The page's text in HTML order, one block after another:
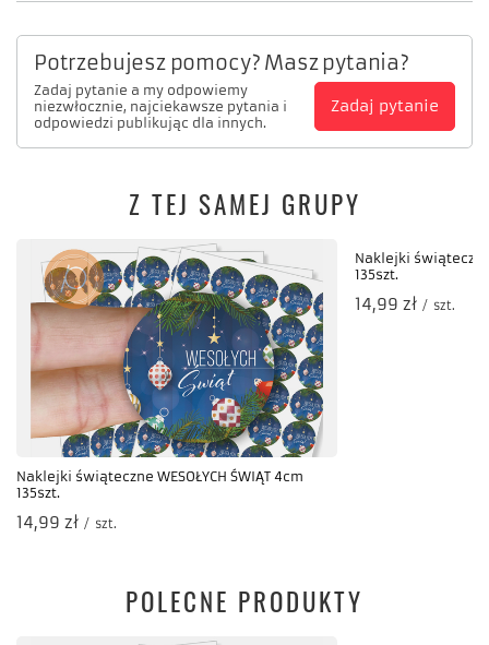
Potrzebujesz pomocy? Masz pytania?
Zadaj pytanie a my odpowiemy
niezwłocznie, najciekawsze pytania i
odpowiedzi publikując dla innych.
Zadaj pytanie
Z TEJ SAMEJ GRUPY
Naklejki świąteczne WESOŁYCH ŚWIĄT 4cm
135szt.
14,99 zł / szt.
Naklejki świąteczne
135szt.
14,99 zł / szt.
POLECNE PRODUKTY